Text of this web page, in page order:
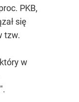
PKB,
się
tzw.
w